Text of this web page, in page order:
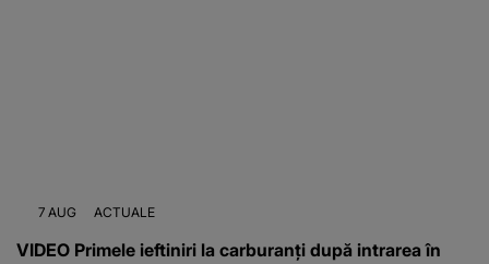
7 AUG ACTUALE
VIDEO Primele ieftiniri la carburanți după intrarea în